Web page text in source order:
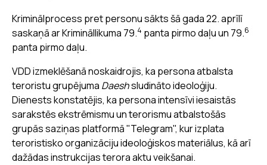
Kriminālprocess pret personu sākts šā gada 22. aprīlī
saskaņā ar Krimināllikuma 79.4 panta pirmo daļu un 79.6
panta pirmo daļu.
VDD izmeklēšanā noskaidrojis, ka persona atbalsta
teroristu grupējuma Daeshsludināto ideoloģiju.
Dienests konstatējis, ka persona intensīvi iesaistās
sarakstēs ekstrēmismu un terorismu atbalstošās
grupās saziņas platformā "Telegram", kur izplata
teroristisko organizāciju ideoloģiskos materiālus, kā arī
dažādas instrukcijas terora aktu veikšanai.